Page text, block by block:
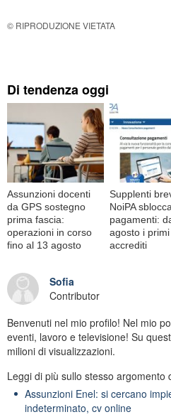
© RIPRODUZIONE VIETATA
Di tendenza oggi
Assunzioni docenti
da GPS sostegno
prima fascia:
operazioni in corso
fino al 13 agosto
Supplenti
NoiPA
pagamenti:
agosto i primi
accrediti
Sofia
Contributor
Benvenuti nel mio profilo! Nel mio
eventi, lavoro e televisione! Su
milioni di visualizzazioni.
Leggi di più sullo stesso argomento
Assunzioni Enel: si cercano
indeterminato, cv online